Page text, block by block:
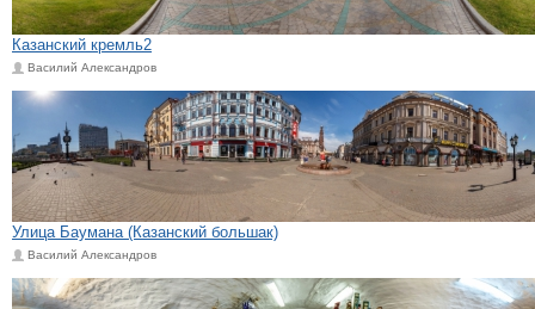
Казанский кремль2
Василий Александров
Улица Баумана (Казанский большак)
Василий Александров